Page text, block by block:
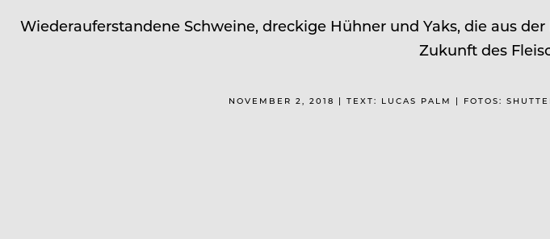
Wiederauferstandene Schweine, dreckige Hühner und Yaks, die aus
Zukunft des
NOVEMBER 2, 2018 | TEXT: LUCAS PALM | FOTOS: